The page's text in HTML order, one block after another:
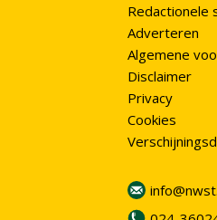
Redactionele
Adverteren
Algemene
Disclaimer
Privacy
Cookies